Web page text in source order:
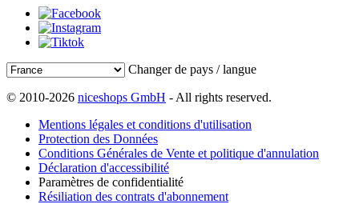
Changer de pays / langue
© 2010-2026 niceshops GmbH - All rights reserved.
Mentions légales et conditions d'utilisation
Protection des Données
Conditions Générales de Vente et politique d'annulation
Déclaration d'accessibilité
Paramètres de confidentialité
Résiliation des contrats d'abonnement